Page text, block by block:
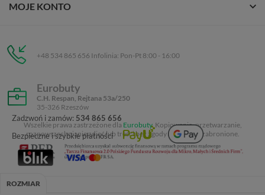
Zadzwoń i zamów: 534 865 656
Bezpieczne i szybkie płatności
ROZMIAR
MOJE KONTO
+48 534 865 656 Infolinia: Pon-Pt 8:00 - 16:00
Eurobuty
C.H. Respan, Rejtana 53a/250
35-326 Rzeszów
Wszelkie prawa zastrzeżone dla Eurobuty. Kopiowanie, przetwarzanie,
rozpowszechnianie zdjęć lub treści bez zgody autora jest zabronione.